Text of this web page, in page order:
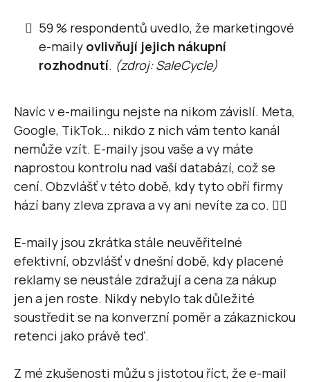
59 % respondentů uvedlo, že marketingové
e-maily ovlivňují jejich nákupní
rozhodnutí. (zdroj: SaleCycle)
Navíc v e-mailingu nejste na nikom závislí. Meta,
Google, TikTok… nikdo z nich vám tento kanál
nemůže vzít. E-maily jsou vaše a vy máte
naprostou kontrolu nad vaší databází, což se
cení. Obzvlášť v této době, kdy tyto obří firmy
hází bany zleva zprava a vy ani nevíte za co. 🤦‍♂️
E-maily jsou zkrátka stále neuvěřitelné
efektivní, obzvlášť v dnešní době, kdy placené
reklamy se neustále zdražují a cena za nákup
jen a jen roste. Nikdy nebylo tak důležité
soustředit se na konverzní poměr a zákaznickou
retenci jako právě teď.
Z mé zkušenosti můžu s jistotou říct, že e-mail